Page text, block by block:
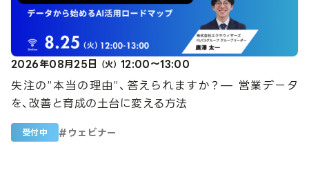
2026年08月25日 （火） 12:00～13:00
失注の”本当の理由”、答えられますか？— 営業データ
を、改善と育成の土台に変える方法
受付中 # ウェビナー